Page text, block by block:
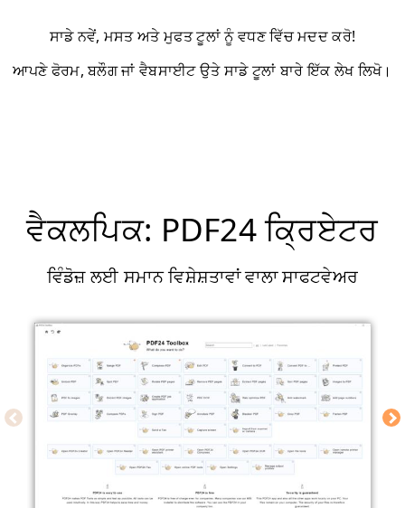
ਸਾਡੇ ਨਵੇਂ, ਮਸਤ ਅਤੇ ਮੁਫਤ ਟੂਲਾਂ ਨੂੰ ਵਧਣ ਵਿੱਚ ਮਦਦ ਕਰੋ!
ਆਪਣੇ ਫੋਰਮ, ਬਲੌਗ ਜਾਂ ਵੈਬਸਾਈਟ ਉਤੇ ਸਾਡੇ ਟੂਲਾਂ ਬਾਰੇ ਇੱਕ ਲੇਖ ਲਿਖੋ।
ਵੈਕਲਪਿਕ: PDF24 ਕ੍ਰਿਏਟਰ
ਵਿੰਡੋਜ਼ ਲਈ ਸਮਾਨ ਵਿਸ਼ੇਸ਼ਤਾਵਾਂ ਵਾਲਾ ਸਾਫਟਵੇਅਰ